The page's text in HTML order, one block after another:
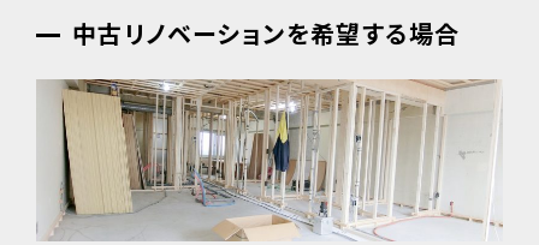
中古リノベーションを希望する場合